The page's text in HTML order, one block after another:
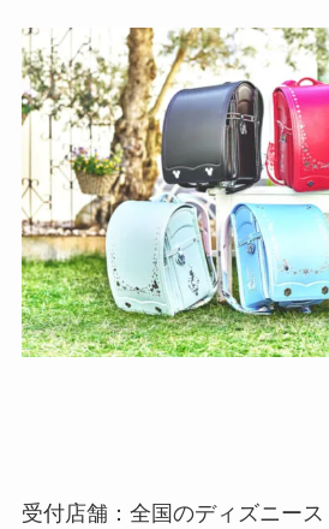
受付店舗：全国のディズニー